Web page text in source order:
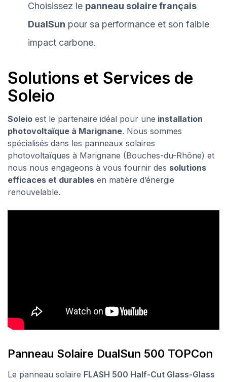
Choisissez le panneau solaire français
DualSun pour sa performance et son faible
impact carbone.
Solutions et Services de
Soleio
Soleio est le partenaire idéal pour une installation
photovoltaïque à Marignane. Nous sommes
spécialisés dans les panneaux solaires
photovoltaïques à Marignane (Bouches-du-Rhône) et
nous nous engageons à vous fournir des solutions
efficaces et durables en matière d’énergie
renouvelable.
Panneau Solaire DualSun 500 TOPCon
Le panneau solaire FLASH 500 Half-Cut Glass-Glass